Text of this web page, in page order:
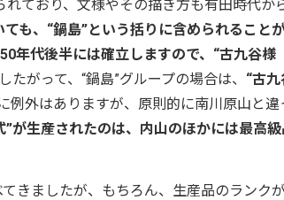
ており、文様やその描き方も有田時代か
も、“鍋島”という括りに含められること
年代後半には確立しますので、“古九谷様
したがって、“鍋島”グループの場合は、 “古九
例外はありますが、原則的に南川原山と違
”が生産されたのは、内山のほかには最高級
きましたが、もちろん、生産品のランクが